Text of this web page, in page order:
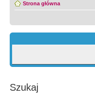
Strona główna
Szukaj